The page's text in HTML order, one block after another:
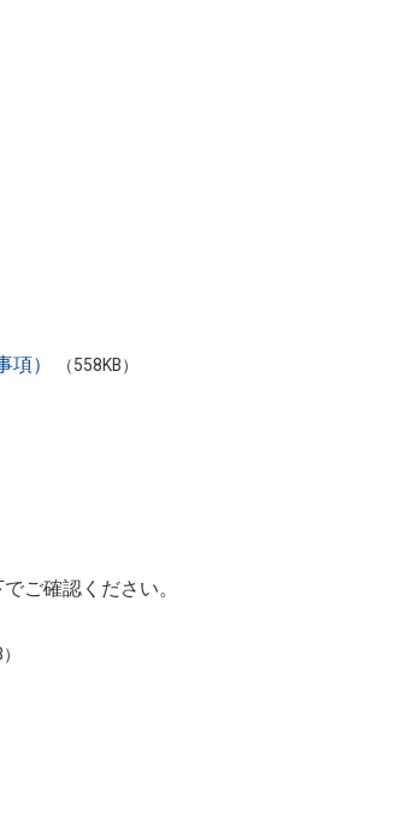
） （558KB）
ご確認ください。